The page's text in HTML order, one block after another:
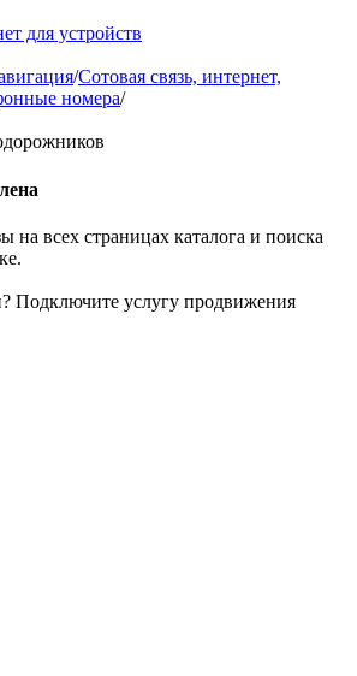
для устройств
/Сотовая связь, интернет,
номера/
на всех страницах каталога и поиска
Подключите услугу продвижения